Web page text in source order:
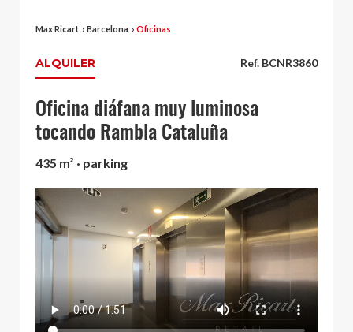
Max Ricart › Barcelona › Oficinas
ALQUILER Ref. BCNR3860
Oficina diáfana muy luminosa
tocando Rambla Cataluña
435 m² · parking